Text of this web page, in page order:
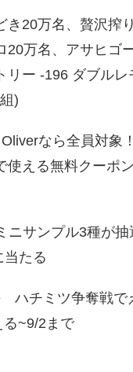
き20万名、贅沢搾
20万名、アサヒゴ
リー -196 ダブルレ
)
なら全員対象
使える無料クーポ
ニサンプル3種が
当たる
ハチミツ争奪戦で
る~9/2まで